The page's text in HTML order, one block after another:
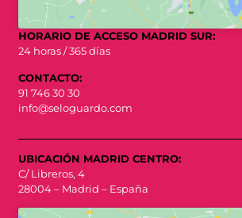
HORARIO DE ACCESO MADRID SUR:
24 horas / 365 días
CONTACTO:
91 746 30 30
info@seloguardo.com
UBICACIÓN MADRID CENTRO:
C/ Libreros, 4
28004 – Madrid – España